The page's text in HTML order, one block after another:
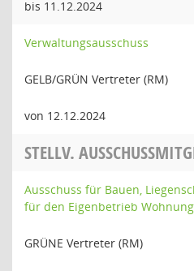
bis 11.12.2024
Verwaltungsausschuss
GELB/GRÜN Vertreter (RM)
von 12.12.2024
STELLV.
Ausschuss für Bauen,
für den Eigenbetrieb
GRÜNE Vertreter (RM)